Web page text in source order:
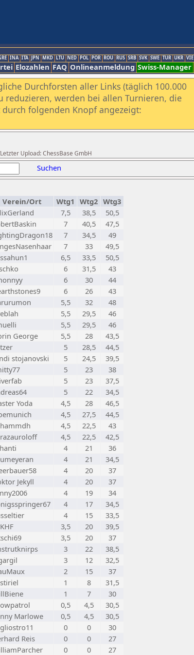
INA ITA JPN MKD LTU NED POL POR ROU RUS SRB SVK SWE TUR UKR VIE
Elozahlen FAQ Onlineanmeldung Swiss-Manager
Durchforsten aller Links (täglich 100.000
reduzieren, werden bei allen Turnieren, die
folgenden Knopf angezeigt:
Upload: ChessBase GmbH
Suchen
Verein/Ort Wtg1 Wtg2 Wtg3
7,5 38,5
50,5
7 40,5
47,5
7 34,5
49
7 33
49,5
6,5 33,5
50,5
6 31,5
43
6 30
44
6 26
43
5,5 32
48
5,5 29,5
46
5,5 29,5
46
George 5,5 28
43,5
5 28,5
44,5
stojanovski 5 24,5
39,5
5 23
38
5 23
37,5
5 22
34,5
Yoda 4,5 28
46,5
4,5 27,5
44,5
4,5 22,5
43
4,5 22,5
42,5
4 21
36
4 21
34,5
4 20
37
Jekyll 4 20
37
4 19
34
4 17
34,5
4 15
33,5
3,5 20
39,5
3,5 20
37
3 22
38,5
3 12
32,5
2 15
37
1 8
31,5
1 7
30
0,5 4,5
30,5
Marlowe 0,5 4,5
30,5
0 0
30
Reis 0 0
27
0 0 27